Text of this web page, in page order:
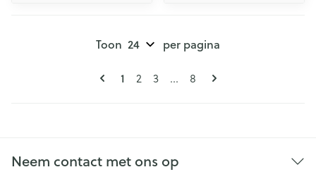
Pagina's
U lees momenteel pagina
1 Pagina
2 Pagina
3 ... Pagina
8
Toon per pagina
Neem contact met ons op